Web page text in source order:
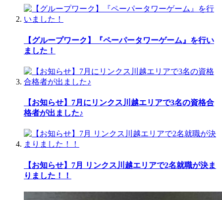
【グループワーク】『ペーパータワーゲーム』を行い
ました！
【お知らせ】7月にリンクス川越エリアで3名の資格合
格者が出ました♪
【お知らせ】7月 リンクス川越エリアで2名就職が決ま
りました！！